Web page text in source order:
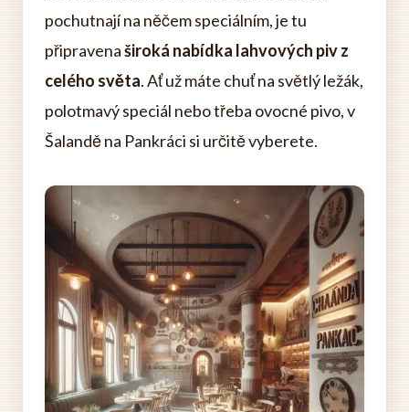
pochutnají na něčem speciálním, je tu
připravenaširoká nabídka lahvových piv z
celého světa. Ať už máte chuť na světlý ležák,
polotmavý speciál nebo třeba ovocné pivo, v
Šalandě na Pankráci si určitě vyberete.